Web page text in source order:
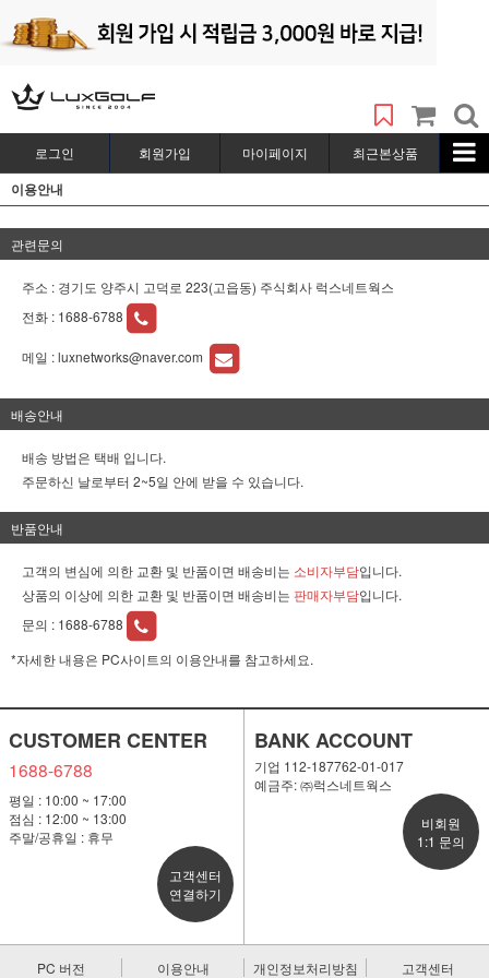
로그인 회원가입 마이페이지 최근본상품
이용안내
관련문의
주소 : 경기도 양주시 고덕로 223(고읍동) 주식회사 럭스네트웍스
전화 : 1688-6788
메일 :luxnetworks@naver.com
배송안내
배송 방법은 택배 입니다.
주문하신 날로부터 2~5일 안에 받을 수 있습니다.
반품안내
고객의 변심에 의한 교환 및 반품이면 배송비는 소비자부담입니다.
상품의 이상에 의한 교환 및 반품이면 배송비는 판매자부담입니다.
문의 : 1688-6788
*자세한 내용은 PC사이트의 이용안내를 참고하세요.
CUSTOMER CENTER
1688-6788
평일 : 10:00 ~ 17:00
점심 : 12:00 ~ 13:00
주말/공휴일 : 휴무
고객센터
연결하기
BANK ACCOUNT
기업 112-187762-01-017
예금주: ㈜럭스네트웍스
비회원
1:1 문의
PC 버전 이용안내 개인정보처리방침 고객센터